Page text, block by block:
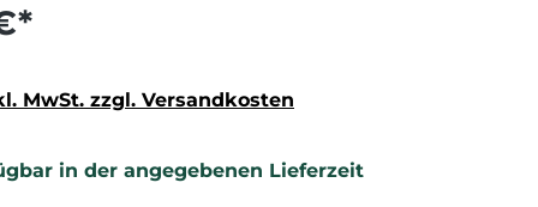
MwSt. zzgl. Versandkosten
in der angegebenen Lieferzeit